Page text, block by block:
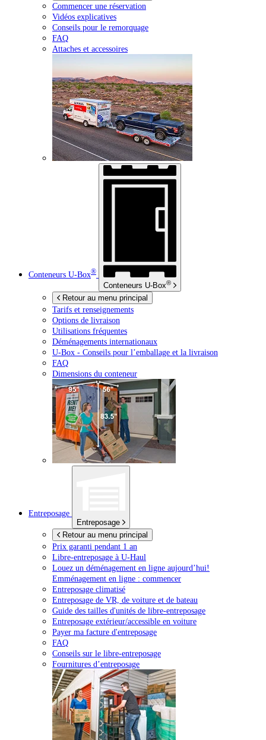
Commencer une réservation
Vidéos explicatives
Conseils pour le remorquage
FAQ
Attaches et accessoires
Conteneurs U-Box®
Conteneurs U-Box®
Retour au menu principal
Tarifs et renseignements
Options de livraison
Utilisations fréquentes
Déménagements internationaux
U-Box - Conseils pour l’emballage et la livraison
FAQ
Dimensions du conteneur
Entreposage
Entreposage
Retour au menu principal
Prix garanti pendant 1 an
Libre-entreposage à U-Haul
Louez un déménagement en ligne aujourd’hui!
Emménagement en ligne : commencer
Entreposage climatisé
Entreposage de VR, de voiture et de bateau
Guide des tailles d'unités de libre-entreposage
Entreposage extérieur/accessible en voiture
Payer ma facture d'entreposage
FAQ
Conseils sur le libre-entreposage
Fournitures d’entreposage